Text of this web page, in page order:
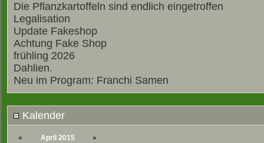
Die Pflanzkartoffeln sind endlich eingetroffen
Legalisation
Update Fakeshop
Achtung Fake Shop
frühling 2026
Dahlien.
Neu im Program: Franchi Samen
Kalender
« April 2015
»